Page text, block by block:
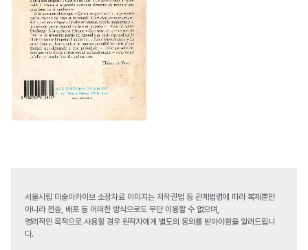
서울시립 미술아카이브 소장자료 이미지는 저작권법 등 관계법령에 따라 복제뿐만
아니라 전송, 배포 등 어떠한 방식으로도 무단 이용할 수 없으며,
영리적인 목적으로 사용할 경우 원작자에게 별도의 동의를 받아야함을 알려드립니
다.